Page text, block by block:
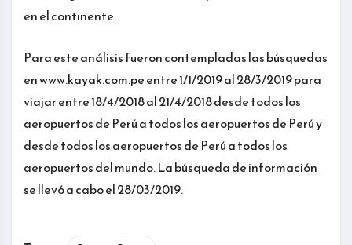
en el continente.
Para este análisis fueron contempladas las búsquedas
en www.kayak.com.pe entre 1/1/2019 al 28/3/2019 para
viajar entre 18/4/2018 al 21/4/2018 desde todos los
aeropuertos de Perú a todos los aeropuertos de Perú y
desde todos los aeropuertos de Perú a todos los
aeropuertos del mundo. La búsqueda de información
se llevó a cabo el 28/03/2019.